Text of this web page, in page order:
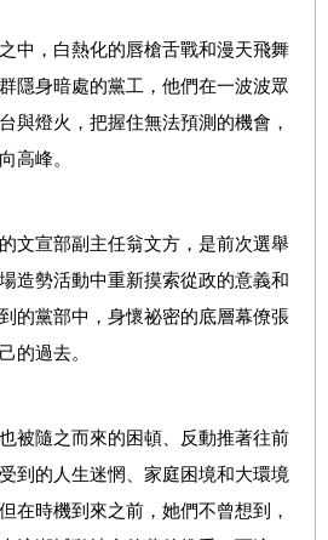
中，白熱化的唇槍舌戰和漫天飛舞
隱身暗處的黨工，他們在一波波眾
與燈火，把握住無法預測的機會，
高峰。
文宣部副主任翁文方，是前次選舉
造勢活動中重新摸索從政的意義和
的黨部中，身懷祕密的底層幕僚張
的過去。
被隨之而來的困頓、反動推著往前
到的人生迷惘、家庭困境和大環境
在時機到來之前，她們不曾想到，